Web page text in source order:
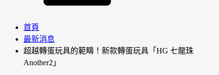
首頁
最新消息
超越轉蛋玩具的範疇！新款轉蛋玩具「HG 七龍珠
Another2」